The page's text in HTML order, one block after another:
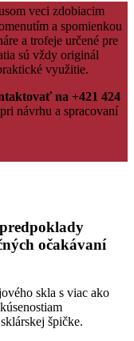
veci zdobiacim
a spomienkou
a trofeje určené pre
sú vždy originál
využitie.
na +421 424
návrhu a spracovaní
očakávaní
skla s viac ako
špičke.